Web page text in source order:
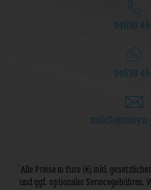
04639
04639
*Alle Preise in Euro (€) inkl.
und ggf. optionaler Servicegebühren.